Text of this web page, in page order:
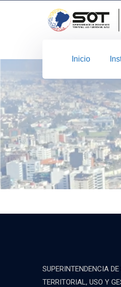
Inicio
SUPERINTENDENCIA
TERRITORIAL, USO Y